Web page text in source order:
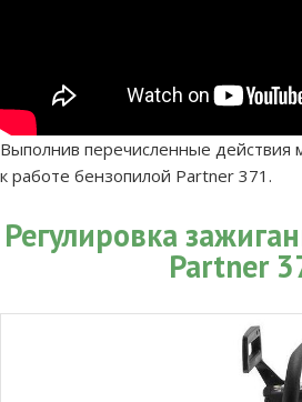
Выполнив перечисленные действия
к работе бензопилой Partner 371.
Регулировка
Partner